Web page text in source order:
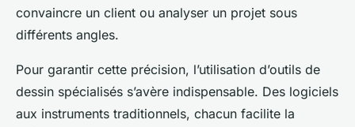
convaincre un client ou analyser un projet sous
différents angles.
Pour garantir cette précision, l’utilisation d’outils de
dessin spécialisés s’avère indispensable. Des logiciels
aux instruments traditionnels, chacun facilite la